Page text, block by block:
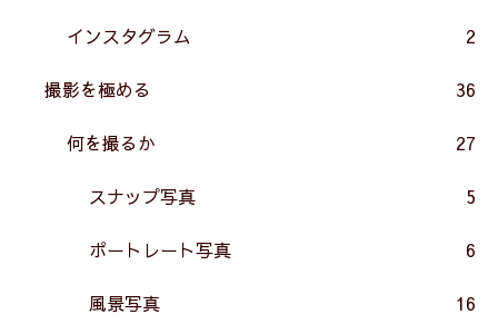
インスタグラム 2
撮影を極める 36
何を撮るか 27
スナップ写真 5
ポートレート写真 6
風景写真 16